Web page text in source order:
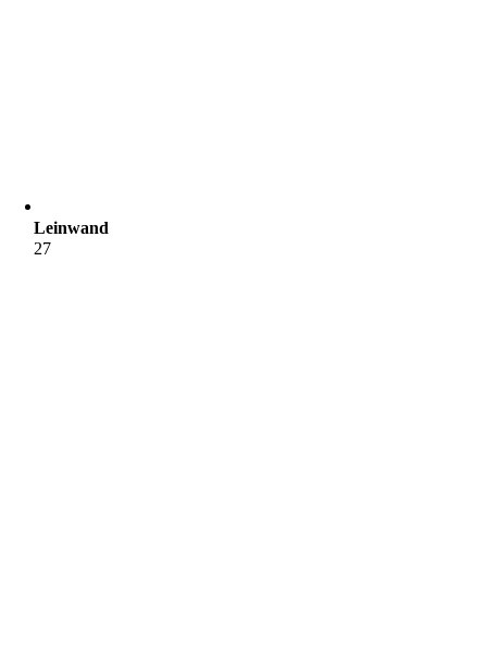
Leinwand
27